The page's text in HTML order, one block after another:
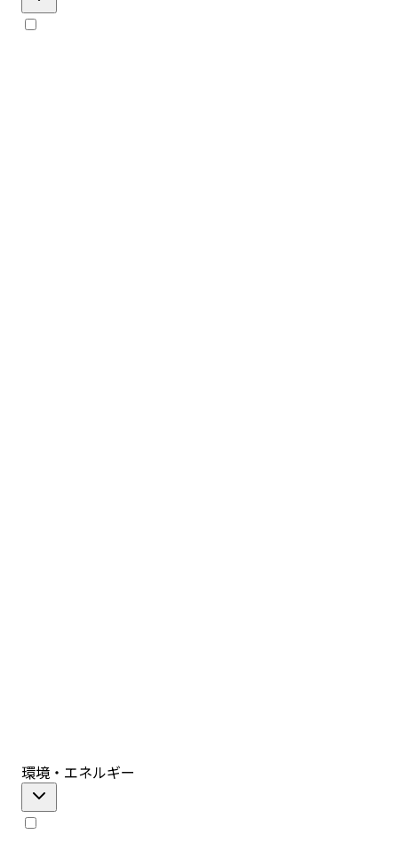
環境・エネルギー